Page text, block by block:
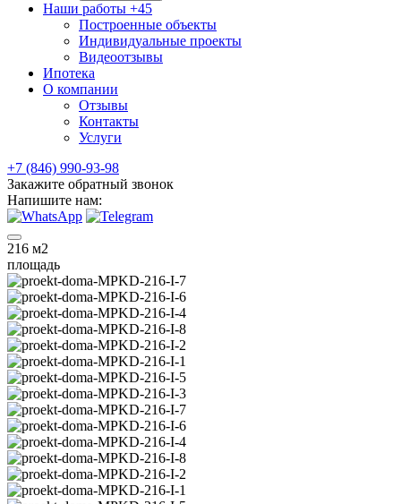
Наши работы +45
Построенные объекты
Индивидуальные проекты
Видеоотзывы
Ипотека
О компании
Отзывы
Контакты
Услуги
+7 (846) 990-93-98
Закажите обратный звонок
Напишите нам:
216 м2
площадь